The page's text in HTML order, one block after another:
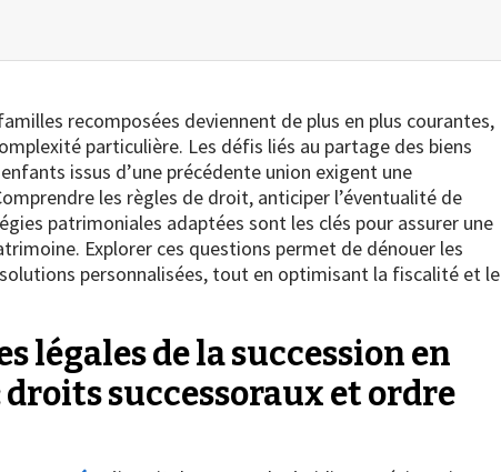
recomposées deviennent de plus en plus courantes,
particulière. Les défis liés au partage des biens
issus d’une précédente union exigent une
les règles de droit, anticiper l’éventualité de
patrimoniales adaptées sont les clés pour assurer une
Explorer ces questions permet de dénouer les
personnalisées, tout en optimisant la fiscalité et le
légales de la succession en
successoraux et ordre